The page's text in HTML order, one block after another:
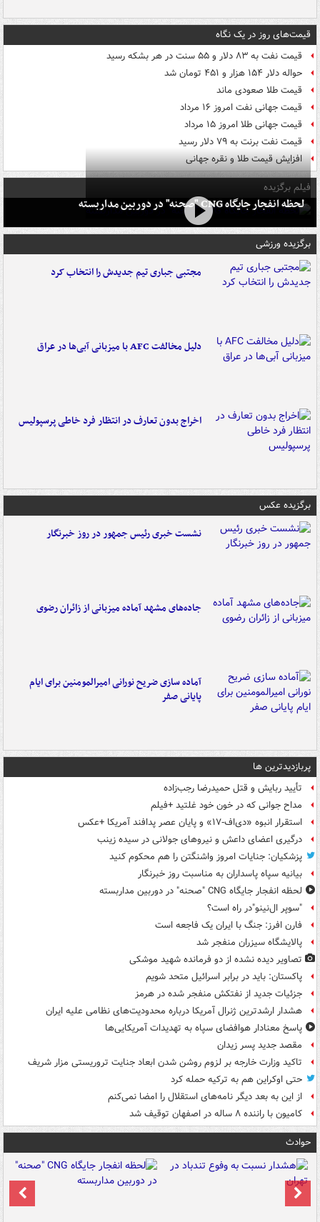
قیمت‌های روز در یک نگاه
قیمت نفت به ۸۳ دلار و ۵۵ سنت در هر بشکه رسید
حواله دلار ۱۵۴ هزار و ۴۵۱ تومان شد
قیمت طلا صعودی ماند
قیمت جهانی نفت امروز ۱۶ مرداد
قیمت جهانی طلا امروز ۱۵ مرداد
قیمت نفت برنت به ۷۹ دلار رسید
افزایش قیمت طلا و نقره جهانی
فیلم برگزیده
لحظه انفجار جایگاه CNG "صحنه" در دوربین مداربسته
برگزیده ورزشی
مجتبی جباری تیم جدیدش را انتخاب کرد
دلیل مخالفت AFC با میزبانی آبی‌ها در عراق
اخراج بدون تعارف در انتظار فرد خاطی پرسپولیس
برگزیده عکس
نشست خبری رئیس جمهور در روز خبرنگار
جاده‌های مشهد آماده میزبانی از زائران رضوی
آماده سازی ضریح نورانی امیرالمومنین برای ایام
پایانی صفر
پربازدیدترین ها
تأیید ربایش و قتل حمیدرضا رجب‌زاده
مداح جوانی که در خون خود غلتید +فیلم
استقرار انبوه «دی‌اف‑۱۷» و پایان عصر پدافند آمریکا +عکس
درگیری اعضای داعش و نیروهای جولانی در سیده زینب
پزشکیان: جنایات امروز واشنگتن را هم محکوم کنید
بیانیه سپاه پاسداران به مناسبت روز خبرنگار
لحظه انفجار جایگاه CNG "صحنه" در دوربین مداربسته
"سوپر ال‌نینو"در راه است؟
فارن افرز: جنگ با ایران یک فاجعه است
پالایشگاه سیزران منفجر شد
تصاویر دیده‌ نشده از دو فرمانده شهید موشکی
پاکستان: باید در برابر اسرائیل متحد شویم
جزئیات جدید از نفتکش منفجر شده در هرمز
هشدار ارشدترین ژنرال آمریکا درباره محدودیت‌های نظامی علیه ایران
پاسخ معنادار هوافضای سپاه به تهدیدات آمریکایی‌ها
مقصد جدید پسر زیدان
تاکید وزارت خارجه بر لزوم روشن شدن ابعاد جنایت تروریستی مزار شریف
حتی اوکراین هم به ترکیه حمله کرد
از این به بعد دیگر نامه‌های استقلال را امضا نمی‌کنم
کامیون با راننده ۸ ساله در اصفهان توقیف شد
حوادث